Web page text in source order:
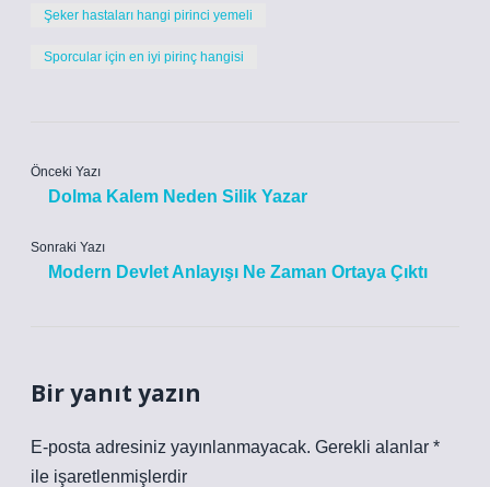
Şeker hastaları hangi pirinci yemeli
Sporcular için en iyi pirinç hangisi
Önceki Yazı
Dolma Kalem Neden Silik Yazar
Sonraki Yazı
Modern Devlet Anlayışı Ne Zaman Ortaya Çıktı
Bir yanıt yazın
E-posta adresiniz yayınlanmayacak. Gerekli alanlar *
ile işaretlenmişlerdir